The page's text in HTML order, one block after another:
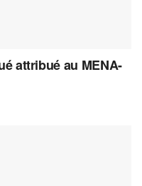
attribué au MENA-